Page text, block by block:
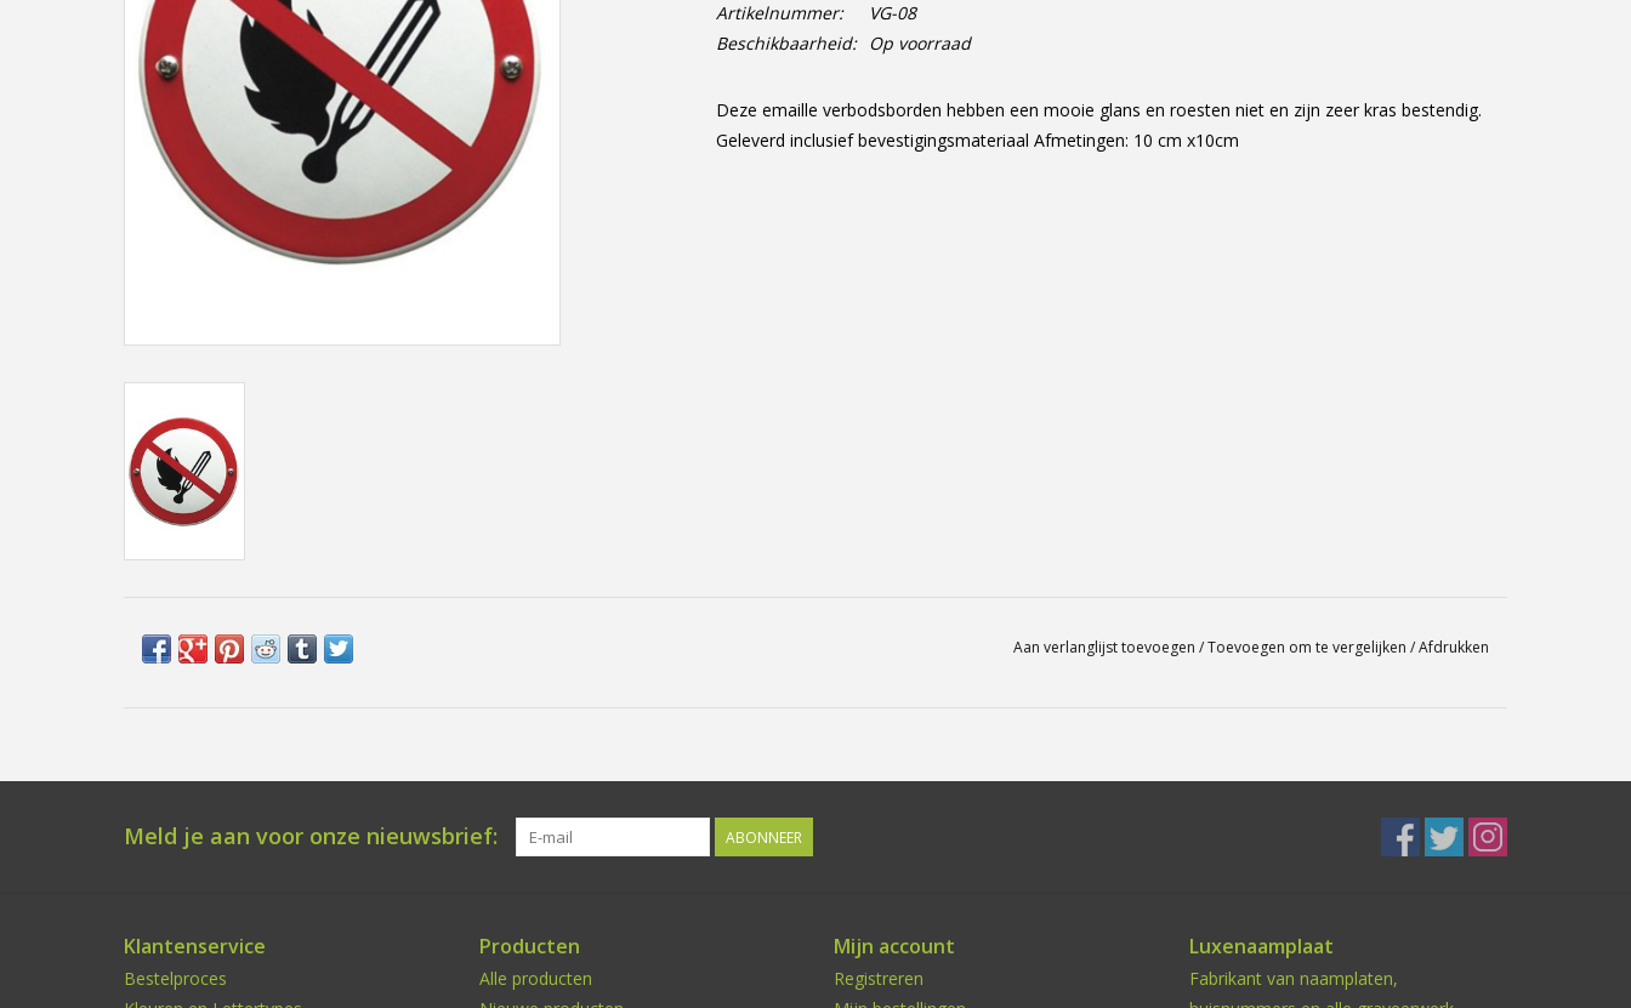
Artikelnummer:
VG-08
Beschikbaarheid:
Op voorraad
Deze emaille verbodsborden hebben een mooie glans en roesten niet en zijn zeer kras bestendig.
Geleverd inclusief bevestigingsmateriaal Afmetingen: 10 cm x10cm
Aan verlanglijst toevoegen /Toevoegen om te vergelijken /Afdrukken
Meld je aan voor onze nieuwsbrief: ABONNEER
Klantenservice
Bestelproces
Producten
Alle producten
Mijn account
Registreren
Luxenaamplaat
Fabrikant van naamplaten,